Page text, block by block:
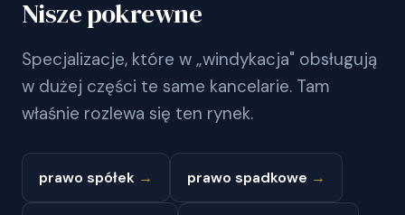
Nisze pokrewne
Specjalizacje, które w „windykacja" obsługują
w dużej części te same kancelarie. Tam
właśnie rozlewa się ten rynek.
prawo spółek → prawo spadkowe →